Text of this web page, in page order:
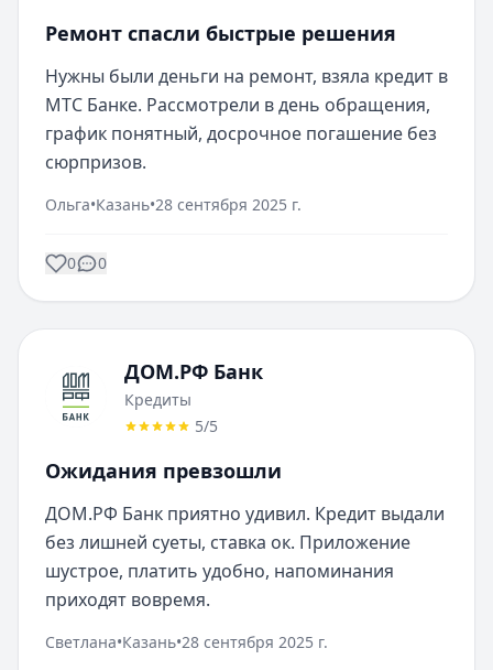
Ремонт спасли быстрые решения
Нужны были деньги на ремонт, взяла кредит в
МТС Банке. Рассмотрели в день обращения,
график понятный, досрочное погашение без
сюрпризов.
Ольга•Казань•28 сентября 2025 г.
0 0
ДОМ.РФ Банк
Кредиты
5/5
Ожидания превзошли
ДОМ.РФ Банк приятно удивил. Кредит выдали
без лишней суеты, ставка ок. Приложение
шустрое, платить удобно, напоминания
приходят вовремя.
Светлана•Казань•28 сентября 2025 г.